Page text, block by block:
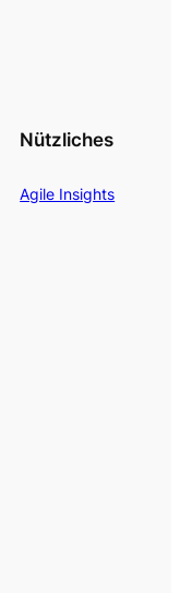
Nützliches
Agile Insights